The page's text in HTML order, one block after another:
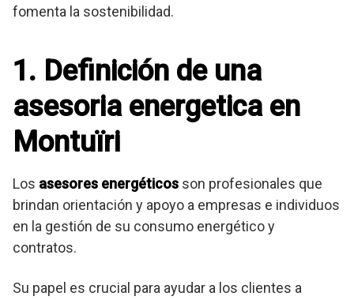
fomenta la sostenibilidad.
1. Definición de una
asesoria energetica en
Montuïri
Los asesores energéticos son profesionales que
brindan orientación y apoyo a empresas e individuos
en la gestión de su consumo energético y
contratos.
Su papel es crucial para ayudar a los clientes a